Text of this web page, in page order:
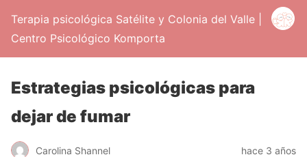
Terapia psicológica Satélite y Colonia del Valle |
Centro Psicológico Komporta
Estrategias psicológicas para
dejar de fumar
Carolina Shannel hace 3 años